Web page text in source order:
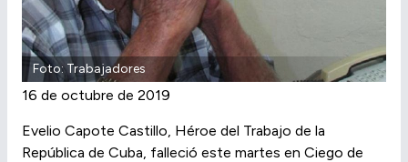
Foto: Trabajadores
16 de octubre de 2019
Evelio Capote Castillo, Héroe del Trabajo de la
República de Cuba, falleció este martes en Ciego de